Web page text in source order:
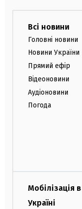
Всі новини
Головні новини
Новини України
Прямий ефір
Відеоновини
Аудіоновини
Погода
Мобілізація в
Україні